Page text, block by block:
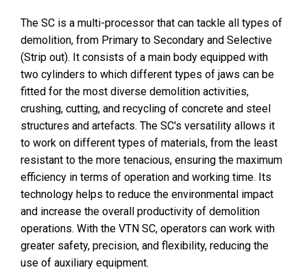
The SC is a multi-processor that can tackle all types of
demolition, from Primary to Secondary and Selective
(Strip out). It consists of a main body equipped with
two cylinders to which different types of jaws can be
fitted for the most diverse demolition activities,
crushing, cutting, and recycling of concrete and steel
structures and artefacts. The SC's versatility allows it
to work on different types of materials, from the least
resistant to the more tenacious, ensuring the maximum
efficiency in terms of operation and working time. Its
technology helps to reduce the environmental impact
and increase the overall productivity of demolition
operations. With the VTN SC, operators can work with
greater safety, precision, and flexibility, reducing the
use of auxiliary equipment.